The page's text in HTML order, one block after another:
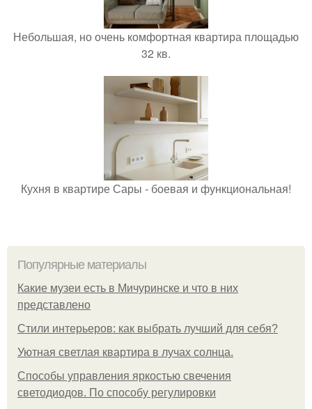
Небольшая, но очень комфортная квартира площадью
32 кв.
Кухня в квартире Сары - боевая и функциональная!
Популярные материалы
Какие музеи есть в Мичуринске и что в них
представлено
Стили интерьеров: как выбрать лучший для себя?
Уютная светлая квартира в лучах солнца.
Способы управления яркостью свечения
светодиодов. По способу регулировки